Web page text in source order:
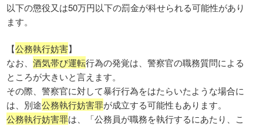
以下の懲役又は50万円以下の罰金が科せられる可能性があり
ます。
【公務執行妨害】
なお、酒気帯び運転行為の発覚は、警察官の職務質問による
ところが大きいと言えます。
その際、警察官に対して暴行行為をはたらいたような場合に
は、別途公務執行妨害罪が成立する可能性もあります。
公務執行妨害罪は、「公務員が職務を執行するにあたり、こ